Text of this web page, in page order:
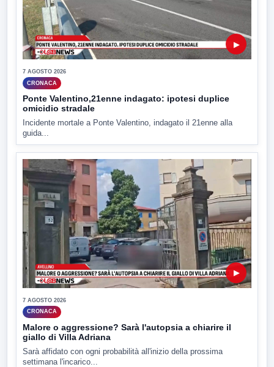
▶
7 AGOSTO 2026
CRONACA
Ponte Valentino,21enne indagato: ipotesi duplice
omicidio stradale
Incidente mortale a Ponte Valentino, indagato il 21enne alla
guida...
▶
7 AGOSTO 2026
CRONACA
Malore o aggressione? Sarà l'autopsia a chiarire il
giallo di Villa Adriana
Sarà affidato con ogni probabilità all'inizio della prossima
settimana l'incarico...